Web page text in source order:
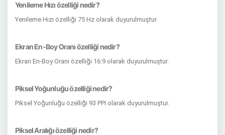
Yenileme Hızı özelliği nedir?
Yenileme Hızı özelliği 75 Hz olarak duyurulmuştur.
Ekran En-Boy Oranı özelliği nedir?
Ekran En-Boy Oranı özelliği 16:9 olarak duyurulmuştur.
Piksel Yoğunluğu özelliği nedir?
Piksel Yoğunluğu özelliği 93 PPI olarak duyurulmuştur.
Piksel Aralığı özelliği nedir?